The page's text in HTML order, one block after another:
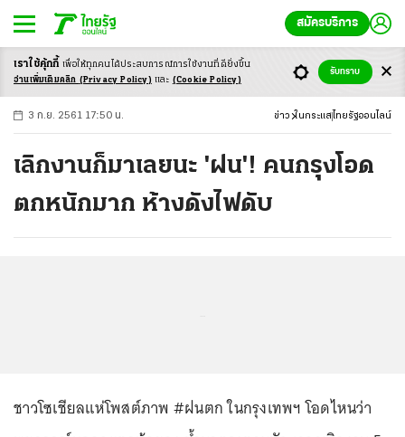
สมัครบริการ
-ก ก ก+
3 ก.ย. 2561 17:50 น. ข่าว ในกระแส ไทยรัฐออนไลน์
เลิกงานก็มาเลยนะ 'ฝน'! คนกรุงโอด
ตกหนักมาก ห้างดังไฟดับ
ชาวโซเชียลแห่โพสต์ภาพ #ฝนตก ในกรุงเทพฯ โอดไหนว่า
เราใช้คุ้กกี้ เพื่อให้ทุกคนได้ประสบการณ์การใช้งานที่ดียิ่งขึ้น
อ่านเพิ่มเติมคลิก (Privacy Policy) และ (Cookie Policy)
รับทราบ